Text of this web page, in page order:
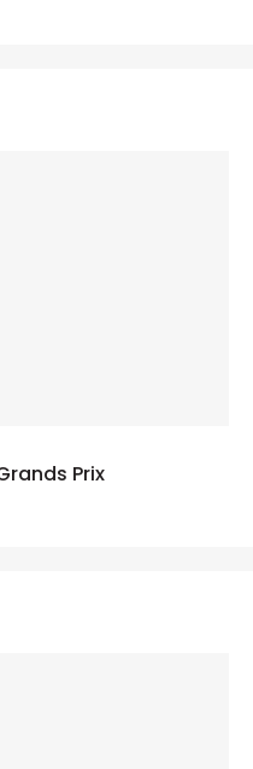
Prix